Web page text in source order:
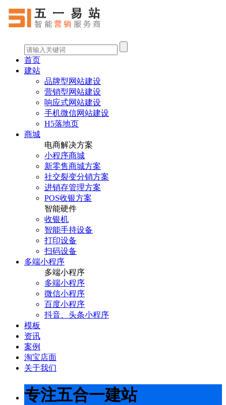
首页
建站
品牌型网站建设
营销型网站建设
响应式网站建设
手机微信网站建设
H5落地页
商城
电商解决方案
小程序商城
新零售商城方案
社交裂变分销方案
进销存管理方案
POS收银方案
智能硬件
收银机
智能手持设备
打印设备
扫码设备
多端小程序
多端小程序
多端小程序
微信小程序
百度小程序
抖音、头条小程序
模板
资讯
案例
淘宝店面
关于我们
专注五合一建站